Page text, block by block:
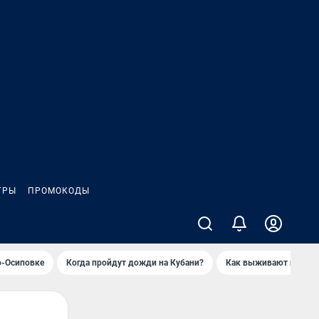
ПРОМОКОДЫ
Осиповке Когда пройдут дожди на Кубани? Как выживают